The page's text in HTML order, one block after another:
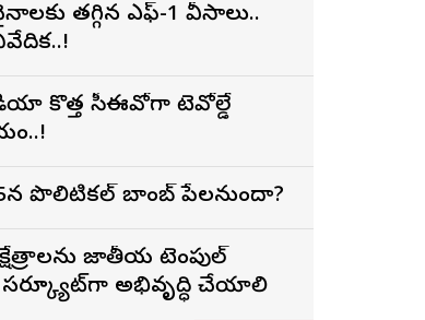
తగ్గిన ఎఫ్-1 వీసాలు..
కొత్త సీఈవోగా టెవోల్డే
పొలిటికల్ బాంబ్ పేలనుందా?
జాతీయ టెంపుల్
అభివృద్ధి చేయాలి